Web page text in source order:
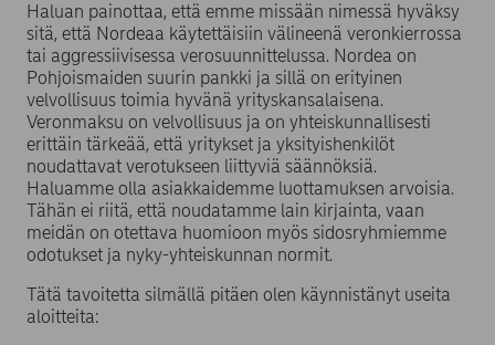
Haluan painottaa, että emme missään nimessä hyväksy
sitä, että Nordeaa käytettäisiin välineenä veronkierrossa
tai aggressiivisessa verosuunnittelussa. Nordea on
Pohjoismaiden suurin pankki ja sillä on erityinen
velvollisuus toimia hyvänä yrityskansalaisena.
Veronmaksu on velvollisuus ja on yhteiskunnallisesti
erittäin tärkeää, että yritykset ja yksityishenkilöt
noudattavat verotukseen liittyviä säännöksiä.
Haluamme olla asiakkaidemme luottamuksen arvoisia.
Tähän ei riitä, että noudatamme lain kirjainta, vaan
meidän on otettava huomioon myös sidosryhmiemme
odotukset ja nyky-yhteiskunnan normit.
Tätä tavoitetta silmällä pitäen olen käynnistänyt useita
aloitteita: